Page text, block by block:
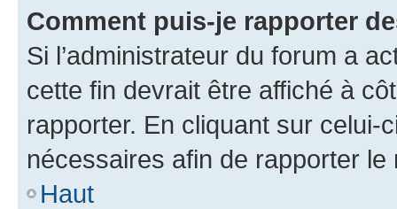
Comment puis-je rapporter
Si l’administrateur du forum a
cette fin devrait être affiché à
rapporter. En cliquant sur
nécessaires afin de rapporter le
Haut